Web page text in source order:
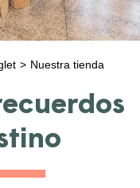
Nuestra tienda